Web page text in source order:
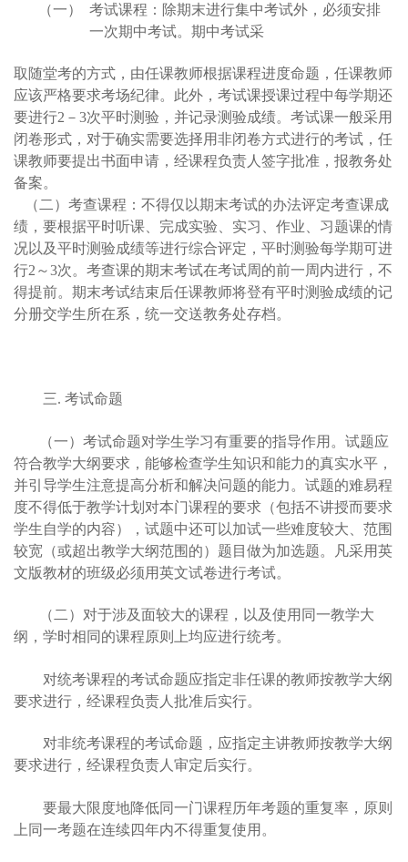
（一）
考试课程：除期末进行集中考试外，必须安排
一次期中考试。期中考试采
取随堂考的方式，由任课教师根据课程进度命题，任课教师
应该严格要求考场纪律。此外，考试课授课过程中每学期还
要进行2－3次平时测验，并记录测验成绩。考试课一般采用
闭卷形式，对于确实需要选择用非闭卷方式进行的考试，任
课教师要提出书面申请，经课程负责人签字批准，报教务处
备案。
（二）考查课程：不得仅以期末考试的办法评定考查课成
绩，要根据平时听课、完成实验、实习、作业、习题课的情
况以及平时测验成绩等进行综合评定，平时测验每学期可进
行2～3次。考查课的期末考试在考试周的前一周内进行，不
得提前。期末考试结束后任课教师将登有平时测验成绩的记
分册交学生所在系，统一交送教务处存档。
三. 考试命题
（一）考试命题对学生学习有重要的指导作用。试题应
符合教学大纲要求，能够检查学生知识和能力的真实水平，
并引导学生注意提高分析和解决问题的能力。试题的难易程
度不得低于教学计划对本门课程的要求（包括不讲授而要求
学生自学的内容），试题中还可以加试一些难度较大、范围
较宽（或超出教学大纲范围的）题目做为加选题。凡采用英
文版教材的班级必须用英文试卷进行考试。
（二）对于涉及面较大的课程，以及使用同一教学大
纲，学时相同的课程原则上均应进行统考。
对统考课程的考试命题应指定非任课的教师按教学大纲
要求进行，经课程负责人批准后实行。
对非统考课程的考试命题，应指定主讲教师按教学大纲
要求进行，经课程负责人审定后实行。
要最大限度地降低同一门课程历年考题的重复率，原则
上同一考题在连续四年内不得重复使用。